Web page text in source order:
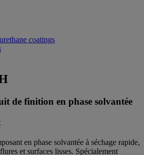
coatings
de finition en phase solvantée
en phase solvantée à séchage rapide,
et surfaces lisses. Spécialement